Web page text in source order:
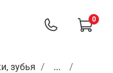
0
зубья
...